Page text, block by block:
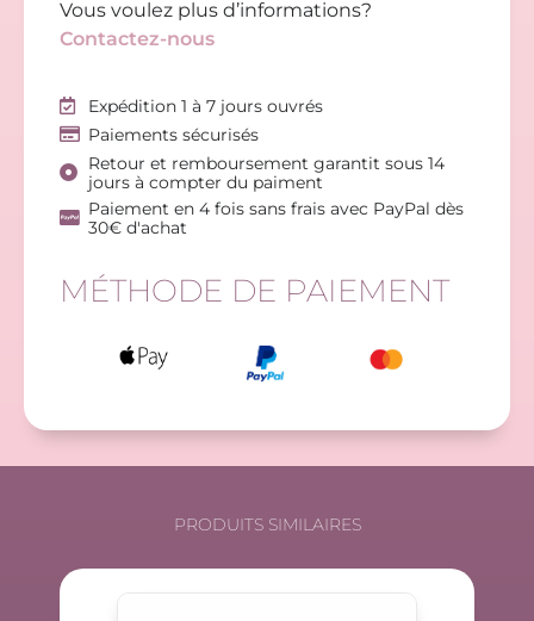
Vous voulez plus d’informations?
Contactez-nous
Expédition 1 à 7 jours ouvrés
Paiements sécurisés
Retour et remboursement garantit sous 14
jours à compter du paiment
Paiement en 4 fois sans frais avec PayPal dès
30€ d'achat
MÉTHODE DE PAIEMENT
PRODUITS SIMILAIRES